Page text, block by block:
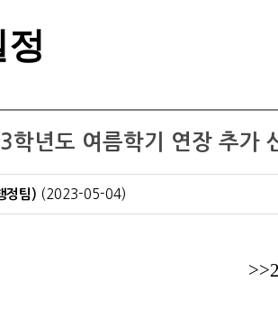
학년도 여름학기 연장 추
정팀) (2023-05-04)